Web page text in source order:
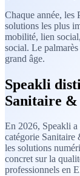
Chaque année, les
solutions les plus
mobilité, lien
social. Le
grand âge.
Speakli
Sanitaire &
En 2026, Speakli
catégorie Sanitaire
les solutions
concret sur la
professionnels en